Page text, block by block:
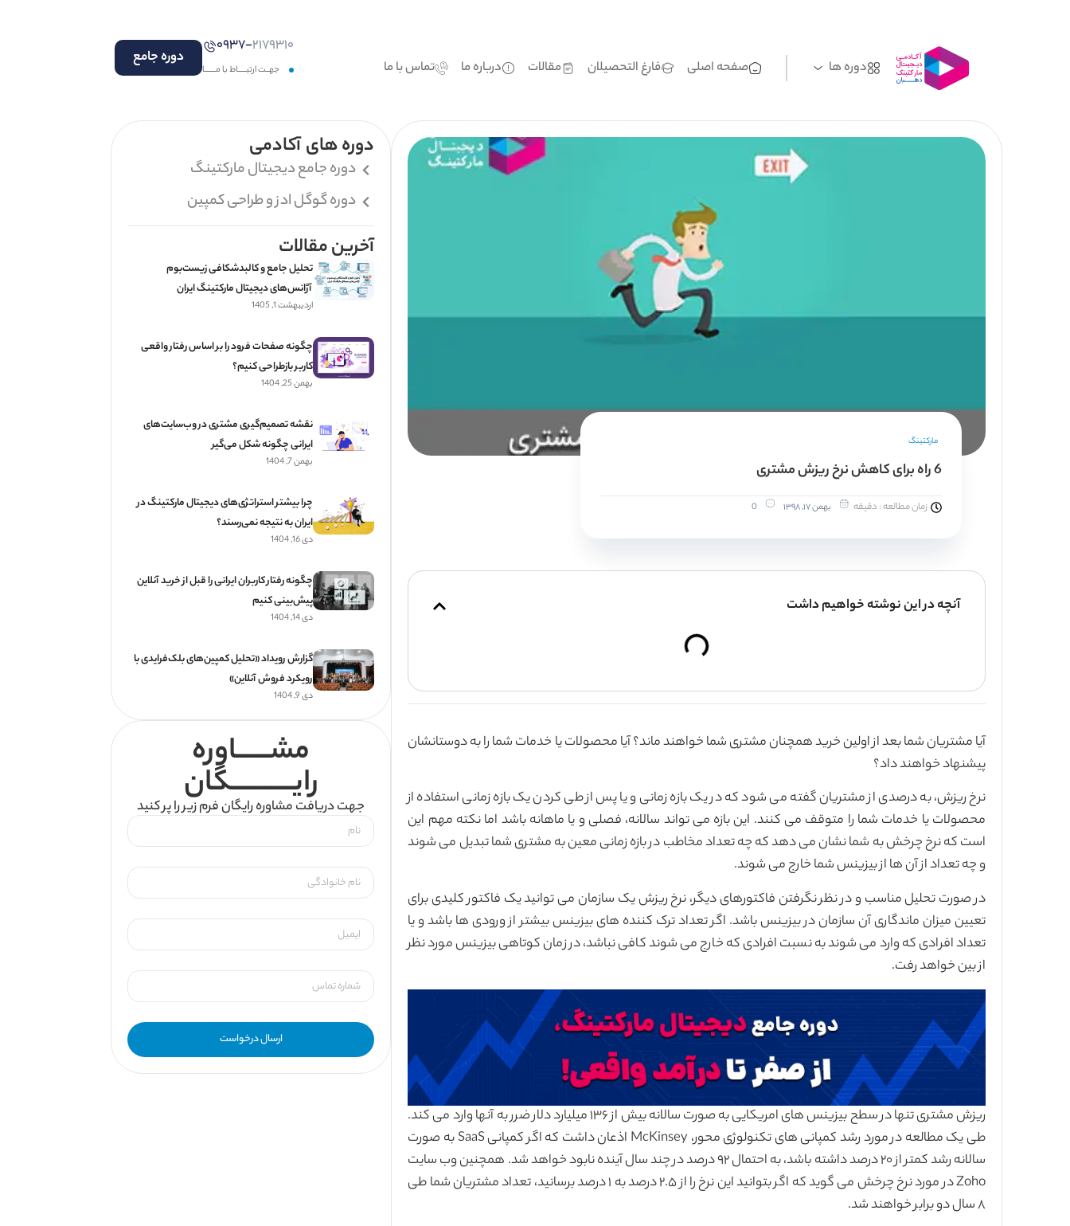
دوره ها صفحه اصلی فارغ التحصیلان مقالات درباره ما تماس با ما
۰۹۳۷-۲۱۷۹۳۱۰
جهــت ارتبـــــاط با مـــــــا
دوره جامع
مارکتینگ
6 راه برای کاهش نرخ ریزش مشتری
زمان مطالعه : دقیقه بهمن ۱۷, ۱۳۹۸ 0
آنچه در این نوشته خواهیم داشت
آیا مشتریان شما بعد از اولین خرید همچنان مشتری شما خواهند ماند؟ آیا محصولات یا خدمات شما را به دوستانشان
پیشنهاد خواهند داد؟
نرخ ریزش، به درصدی از مشتریان گفته می شود که در یک بازه زمانی و یا پس از طی کردن یک بازه زمانی استفاده از
محصولات یا خدمات شما را متوقف می کنند. این بازه می تواند سالانه، فصلی و یا ماهانه باشد اما نکته مهم این
است که نرخ چرخش به شما نشان می دهد که چه تعداد مخاطب در بازه زمانی معین به مشتری شما تبدیل می شوند
و چه تعداد از آن ها از بیزینس شما خارج می شوند.
در صورت تحلیل مناسب و در نظر نگرفتن فاکتورهای دیگر، نرخ ریزش یک سازمان می توانید یک فاکتور کلیدی برای
تعیین میزان ماندگاری آن سازمان در بیزینس باشد. اگر تعداد ترک کننده های بیزینس بیشتر از ورودی ها باشد و یا
تعداد افرادی که وارد می شوند به نسبت افرادی که خارج می شوند کافی نباشد، در زمان کوتاهی بیزینس مورد نظر
از بین خواهد رفت.
ریزش مشتری تنها در سطح بیزینس های امریکایی به صورت سالانه بیش از ۱۳۶ میلیارد دلار ضرر به آنها وارد می کند.
طی یک مطالعه در مورد رشد کمپانی های تکنولوژی محور، McKinsey اذعان داشت که اگر کمپانی SaaS به صورت
سالانه رشد کمتر از ۲۰ درصد داشته باشد، به احتمال ۹۲ درصد در چند سال آینده نابود خواهد شد. همچنین وب سایت
Zoho در مورد نرخ چرخش می گوید که اگر بتوانید این نرخ را از ۲.۵ درصد به ۱ درصد برسانید، تعداد مشتریان شما طی
۸ سال دو برابر خواهند شد.
دوره های آکادمی
دوره جامع دیجیتال مارکتینگ
دوره گوگل ادز و طراحی کمپین
آخرین مقالات
تحلیل جامع و کالبدشکافی زیست‌بوم
آژانس‌های دیجیتال مارکتینگ ایران
اردیبهشت 1, 1405
چگونه صفحات فرود را بر اساس رفتار واقعی
کاربر بازطراحی کنیم؟
بهمن 25, 1404
نقشه تصمیم‌گیری مشتری در وب‌سایت‌های
ایرانی چگونه شکل می‌گیر
بهمن 7, 1404
چرا بیشتر استراتژی‌های دیجیتال مارکتینگ در
ایران به نتیجه نمی‌رسند؟
دی 16, 1404
چگونه رفتار کاربران ایرانی را قبل از خرید آنلاین
پیش‌بینی کنیم
دی 14, 1404
گزارش رویداد «تحلیل کمپین‌های بلک‌فرایدی با
رویکرد فروش آنلاین»
دی 9, 1404
مشــــــاوره
رایـــــــــــگان
جهت دریافت مشاوره رایگان فرم زیر را پر کنید
ارسال درخواست